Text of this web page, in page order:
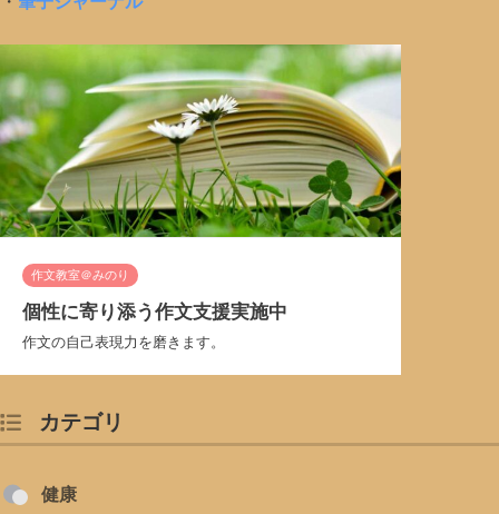
作文教室＠みのり
個性に寄り添う作文支援実施中
作文の自己表現力を磨きます。
カテゴリ
健康